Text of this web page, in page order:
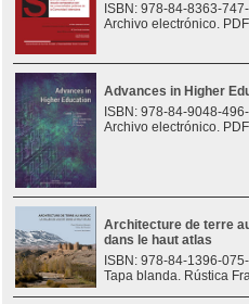
ISBN: 978-84-8363-
Archivo electrónico.
Advances in Higher
ISBN: 978-84-9048-
Archivo electrónico.
Architecture de terre
dans le haut atlas
ISBN: 978-84-1396-
Tapa blanda. Rústica